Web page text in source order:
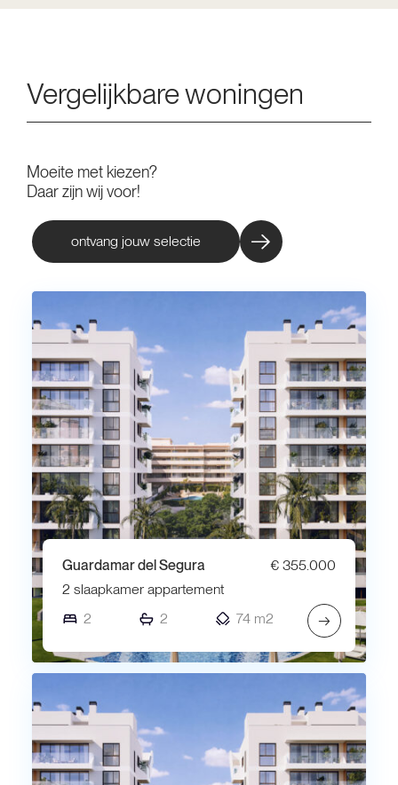
Vergelijkbare woningen
Moeite met kiezen?
Daar zijn wij voor!
ontvang jouw selectie
Guardamar del Segura
€ 355.000
2 slaapkamer appartement
2
2 74 m2 →